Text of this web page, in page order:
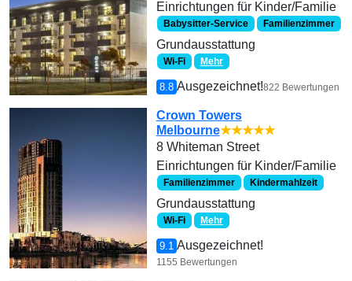
Einrichtungen für Kinder/Familie
Babysitter-Service Familienzimmer
Grundausstattung
Wi-Fi Mehr
8.8 Ausgezeichnet!822 Bewertungen
Crown Towers
Melbourne★★★★★
8 Whiteman Street
Einrichtungen für Kinder/Familie
Familienzimmer Kindermahlzeit
Grundausstattung
Wi-Fi Mehr
9.1 Ausgezeichnet!
1155 Bewertungen